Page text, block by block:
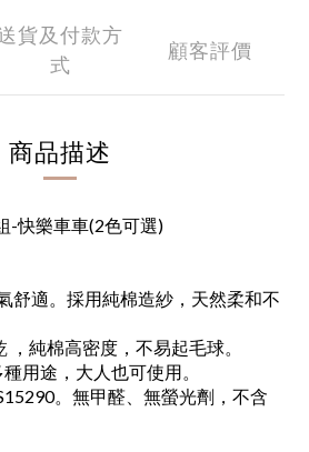
貨及付款方
式
顧客評價
商品描述
-快樂車車(2色可選)
舒適。採用純棉造紗，天然柔和不
，純棉高密度，不易起毛球。
用途，大人也可使用。
。無甲醛、無螢光劑，不含